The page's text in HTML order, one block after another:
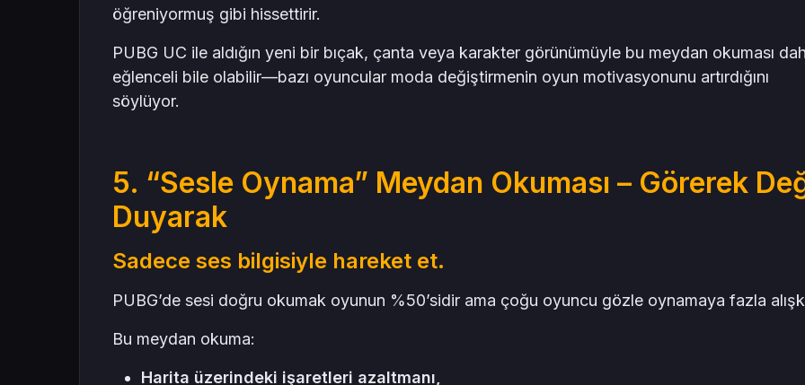
öğreniyormuş gibi hissettirir.
PUBG UC ile aldığın yeni bir bıçak, çanta veya karakter görünümüyle bu meydan okuması
eğlenceli bile olabilir—bazı oyuncular moda değiştirmenin oyun motivasyonunu artırdığını
söylüyor.
5. “Sesle Oynama” Meydan Okuması – Görerek
Duyarak
Sadece ses bilgisiyle hareket et.
PUBG’de sesi doğru okumak oyunun %50’sidir ama çoğu oyuncu gözle oynamaya fazla
Bu meydan okuma:
Harita üzerindeki işaretleri azaltmanı,